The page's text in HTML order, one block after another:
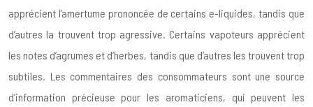
apprécient l’amertume prononcée de certains e-liquides, tandis que
d’autres la trouvent trop agressive. Certains vapoteurs apprécient
les notes d’agrumes et d’herbes, tandis que d’autres les trouvent trop
subtiles. Les commentaires des consommateurs sont une source
d’information précieuse pour les aromaticiens, qui peuvent les